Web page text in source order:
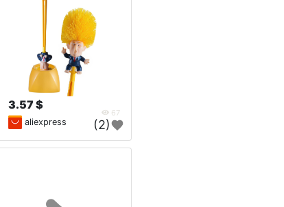
3.57 $
67
aliexpress (2)